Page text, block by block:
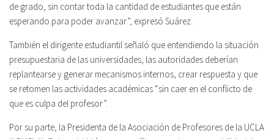
de grado, sin contar toda la cantidad de estudiantes que están
esperando para poder avanzar”, expresó Suárez.
También el dirigente estudiantil señaló que entendiendo la situación
presupuestaria de las universidades, las autoridades deberían
replantearse y generar mecanismos internos, crear respuesta y que
se retomen las actividades académicas “sin caer en el conflicto de
que es culpa del profesor”.
Por su parte, la Presidenta de la Asociación de Profesores de la UCLA